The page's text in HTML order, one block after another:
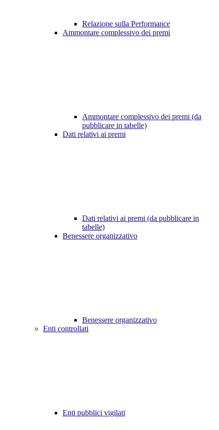
Relazione sulla Performance
Ammontare complessivo dei premi
Ammontare complessivo dei premi (da
pubblicare in tabelle)
Dati relativi ai premi
Dati relativi ai premi (da pubblicare in
tabelle)
Benessere organizzativo
Benessere organizzativo
Enti controllati
Enti pubblici vigilati